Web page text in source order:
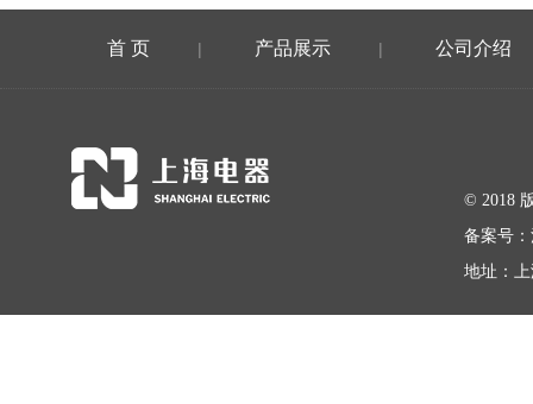
首 页 | 产品展示 | 公司介绍
© 2018
备案号：
地址：